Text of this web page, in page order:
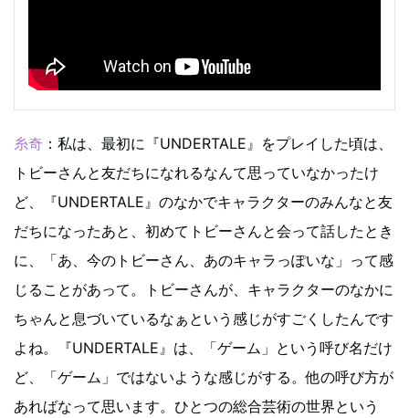
糸奇 ：私は、最初に『UNDERTALE』をプレイした頃は、
トビーさんと友だちになれるなんて思っていなかったけ
ど、『UNDERTALE』のなかでキャラクターのみんなと友
だちになったあと、初めてトビーさんと会って話したとき
に、「あ、今のトビーさん、あのキャラっぽいな」って感
じることがあって。トビーさんが、キャラクターのなかに
ちゃんと息づいているなぁという感じがすごくしたんです
よね。『UNDERTALE』は、「ゲーム」という呼び名だけ
ど、「ゲーム」ではないような感じがする。他の呼び方が
あればなって思います。ひとつの総合芸術の世界という